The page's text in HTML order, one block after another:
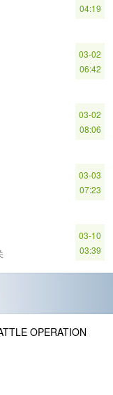
04:19
03-02
06:42
03-02
08:06
03-03
07:23
03-10
03:39
OPERATION